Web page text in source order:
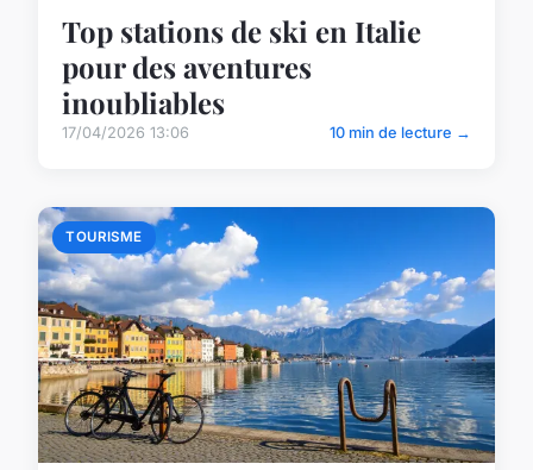
Top stations de ski en Italie
pour des aventures
inoubliables
17/04/2026 13:06 10 min de lecture →
TOURISME